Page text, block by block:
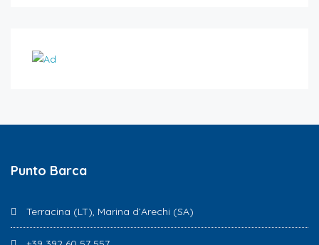
Punto Barca
Terracina (LT), Marina d’Arechi (SA)